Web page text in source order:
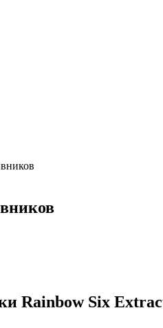
Rainbow Six